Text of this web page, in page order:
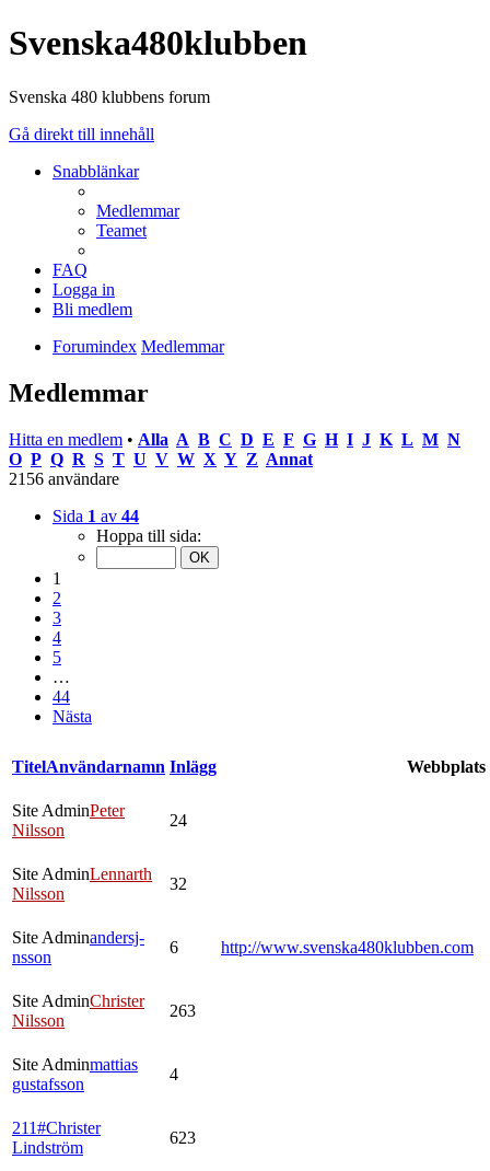
Svenska480klubben
Svenska 480 klubbens forum
Gå direkt till innehåll
Snabblänkar
Medlemmar
Teamet
FAQ
Logga in
Bli medlem
Forumindex Medlemmar
Medlemmar
Hitta en medlem • Alla A B C D E F G H I J K L M N
O P Q R S T U V W X Y Z Annat
2156 användare
Sida 1 av 44
Hoppa till sida:
1
2
3
4
5
…
44
Nästa
TitelAnvändarnamn Inlägg Webbplats
Site AdminPeter
Nilsson
24
Site AdminLennarth
Nilsson
32
Site Adminandersj-
nsson
6 http://www.svenska480klubben.com
Site AdminChrister
Nilsson
263
Site Adminmattias
gustafsson
4
211#Christer
Lindström
623